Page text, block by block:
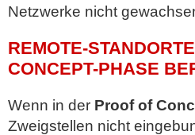
Netzwerke nicht
REMOTE-
CONCEPT-PHASE
Wenn in der Proof of
Zweigstellen nicht